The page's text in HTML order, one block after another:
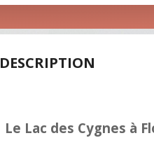
DESCRIPTION
Le Lac des Cygnes à